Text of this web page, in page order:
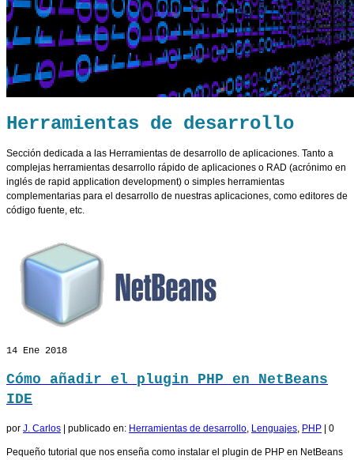
Herramientas de desarrollo
Sección dedicada a las Herramientas de desarrollo de aplicaciones. Tanto a
complejas herramientas desarrollo rápido de aplicaciones o RAD (acrónimo en
inglés de rapid application development) o simples herramientas
complementarias para el desarrollo de nuestras aplicaciones, como editores de
código fuente, etc.
14 Ene 2018
Cómo añadir el plugin PHP en NetBeans
IDE
por J. Carlos publicado en: Herramientas de desarrollo, Lenguajes, PHP 0
Pequeño tutorial que nos enseña como instalar el plugin de PHP en NetBeans